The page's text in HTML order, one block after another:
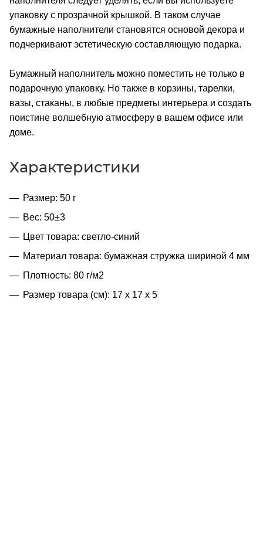
упаковку с прозрачной крышкой. В таком случае
бумажные наполнители становятся основой декора и
подчеркивают эстетическую составляющую подарка.
Бумажный наполнитель можно поместить не только в
подарочную упаковку. Но также в корзины, тарелки,
вазы, стаканы, в любые предметы интерьера и создать
поистине волшебную атмосферу в вашем офисе или
доме.
Характеристики
Размер: 50 г
Вес: 50±3
Цвет товара: светло-синий
Материал товара: бумажная стружка шириной 4 мм
Плотность: 80 г/м2
Размер товара (см): 17 х 17 х 5